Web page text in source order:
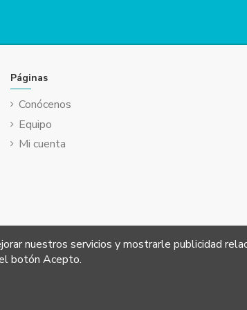
Páginas
Conócenos
Equipo
Mi cuenta
reservados.
nuestros servicios y mostrarle publicidad
botón Acepto.